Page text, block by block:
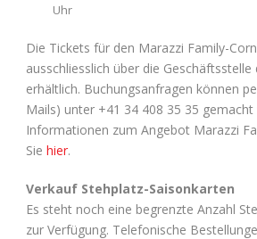
Uhr
Die Tickets für den Marazzi Family-
ausschliesslich über die Geschäftsstelle
erhältlich. Buchungsanfragen können
Mails) unter +41 34 408 35 35
Informationen zum Angebot Marazzi
Sie hier.
Verkauf Stehplatz-Saisonkarten
Es steht noch eine begrenzte Anzahl
zur Verfügung. Telefonische